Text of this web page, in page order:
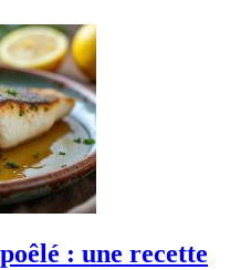
: une recette